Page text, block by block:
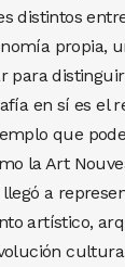
distintos
propia,
para
en sí es el
que
la Art
a
artístico,